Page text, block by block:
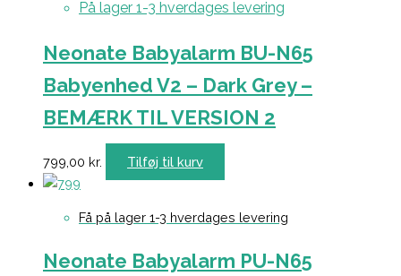
På lager 1-3 hverdages levering
Neonate Babyalarm BU-N65
Babyenhed V2 – Dark Grey –
BEMÆRK TIL VERSION 2
799,00 kr. Tilføj til kurv
Få på lager 1-3 hverdages levering
Neonate Babyalarm PU-N65